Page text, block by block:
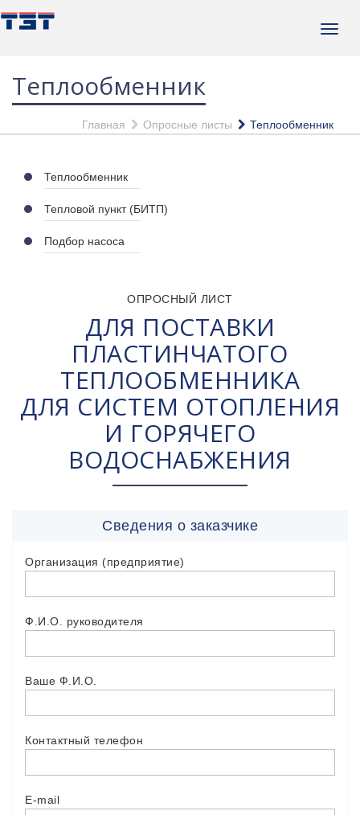
Теплообменник
Главная Опросные листы Теплообменник
Теплообменник
Тепловой пункт (БИТП)
Подбор насоса
ОПРОСНЫЙ ЛИСТ
ДЛЯ ПОСТАВКИ
ПЛАСТИНЧАТОГО
ТЕПЛООБМЕННИКА
ДЛЯ СИСТЕМ ОТОПЛЕНИЯ
И ГОРЯЧЕГО
ВОДОСНАБЖЕНИЯ
Сведения о заказчике
Организация (предприятие)
Ф.И.О. руководителя
Ваше Ф.И.О.
Контактный телефон
E-mail